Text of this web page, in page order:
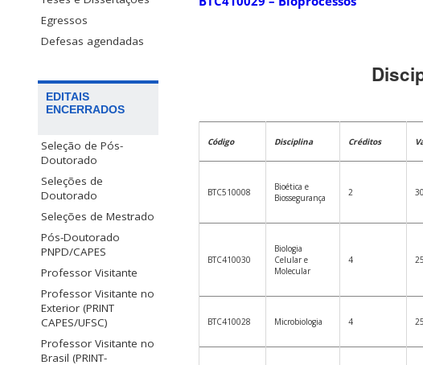
Egressos
Defesas agendadas
EDITAIS
ENCERRADOS
Seleção de Pós-
Doutorado
Seleções de
Doutorado
Seleções de Mestrado
Pós-Doutorado
PNPD/CAPES
Professor Visitante
Professor Visitante no
Exterior (PRINT
CAPES/UFSC)
Professor Visitante no
Brasil (PRINT-
Código Disciplina Créditos
BTC510008
Bioética e
Biossegurança
2 30
BTC410030
Biologia
Celular e
Molecular
4 25
BTC410028 Microbiologia 4 25